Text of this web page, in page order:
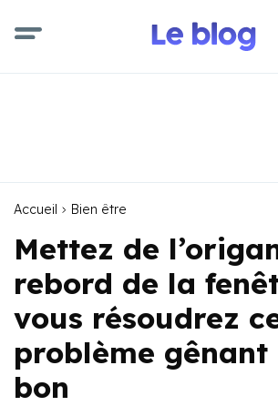
Accueil Bien être
Mettez de
rebord de la
vous résoudrez
problème gênant
bon